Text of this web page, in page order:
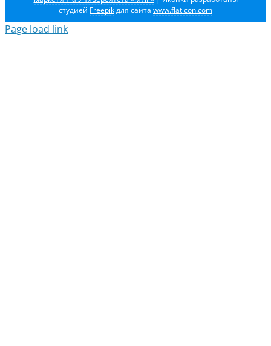
студией Freepikдля сайта www.flaticon.com
Page load link